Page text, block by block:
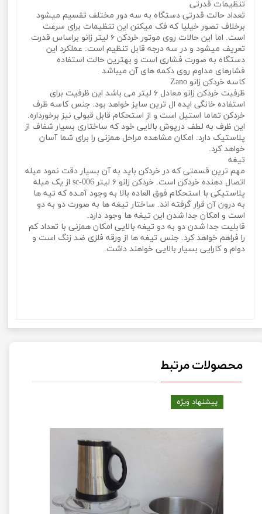
تنظیمات قدرتی
تعداد حالت قدرتی دستگاه به سه دور مختلف تقسیم میشود
برخلاف تصور خیلیا که فک میکنن این تنظیمات برای سرعت
است. اما این حالات روی موتور خردکن ۶ لیتر زانو براساس قدرت
تعریف میشود و در سه درجه قابل تنظیم است. عملکرد این
دستگاه به صورت فشاری است و بهترین حالت استفاده
فشارهای مداوم روی دکمه های آن میباشد
کاسه خردکن زانو Zano
ظرفیت خردکن زانو معادل ۶ لیتر می باشد این ظرفیت برای
استفاده خانگی ایده ال ترین سایز خواهد بود. جنس کاسه ظرف
خردکن تماما استیل است و از استحکام قابل قبولی نیز برخورداره.
این ظرف به لطف درپوش بالایی خود که ساختاری بسیار شفاف از
پلاستیک دارد. امکان مشاهده مراحل همزنی را برای شما آسان
خواهد کرد.
تیغه
مهم ترین قسمتی که در خردکن باید به آن بسیار دقت نمود میله
اتصال دهنده خردکن است. خردکن زانو ۶ لیتر sc-006 از یک میله
پلاستیکی با استحکام فوق العاده بالا به وجود آمـده که تیه ها
به درون آن قرار گرفته اند. ساختار تیغه ها به صورت دو به دو
است و امکان جدا شدن این تیغه ها وجود دارد.
قابلیت جدا شدن دو به دو تیغه بالایی امکان همزنی با تعداد کم
را فراهم خواهد کرد. جنس تیغه ها از ورقه فلزی ضد زنگ است و
دوام و کارایی بسیار بالایی خواهند داشت.
محصولات مرتبط
پیشنهاد ویژه